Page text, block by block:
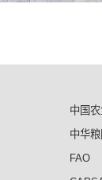
中国
中华粮
FAO